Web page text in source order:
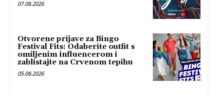
07.08.2026
Otvorene prijave za Bingo
Festival Fits: Odaberite outfit s
omiljenim influencerom i
zablistajte na Crvenom tepihu
05.08.2026